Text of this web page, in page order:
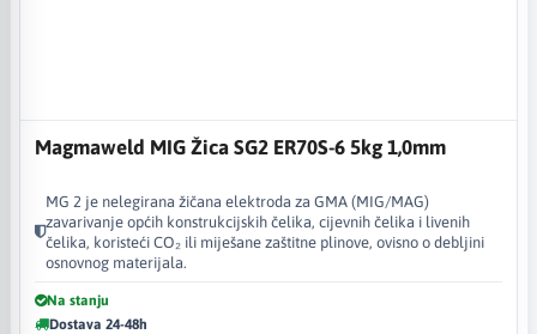
Magmaweld MIG Žica SG2 ER70S-6 5kg 1,0mm
MG 2 je nelegirana žičana elektroda za GMA (MIG/MAG)
zavarivanje općih konstrukcijskih čelika, cijevnih čelika i livenih
čelika, koristeći CO₂ ili miješane zaštitne plinove, ovisno o debljini
osnovnog materijala.
Na stanju
Dostava 24-48h